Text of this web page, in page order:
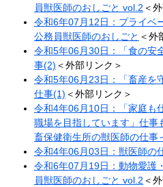
員獣医師のおしごと vol.2 ＜
令和6年07月12日：プライベ
公務員獣医師のおしごと ＜外
令和5年06月30日：「食の安
事(2) ＜外部リンク＞
令和5年06月23日：「畜産を
仕事(1) ＜外部リンク＞
令和4年06月10日：「家庭も
職場を目指しています」仕事
畜保健衛生所の獣医師の仕事
令和4年06月03日：獣医師の
令和6年07月19日：動物愛
員獣医師のおしごと vol.2 ＜